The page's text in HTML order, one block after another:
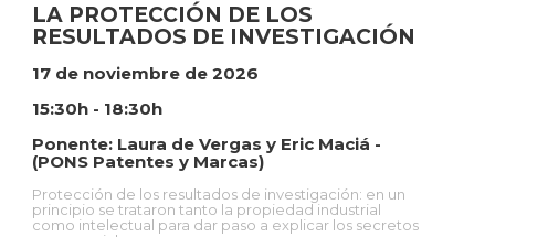
LA PROTECCIÓN DE LOS
RESULTADOS DE INVESTIGACIÓN
17 de noviembre de 2026
15:30h - 18:30h
Ponente: Laura de Vergas y Eric Maciá -
(PONS Patentes y Marcas)
Protección de los resultados de investigación: en un
principio se trataron tanto la propiedad industrial
como intelectual para dar paso a explicar los secretos